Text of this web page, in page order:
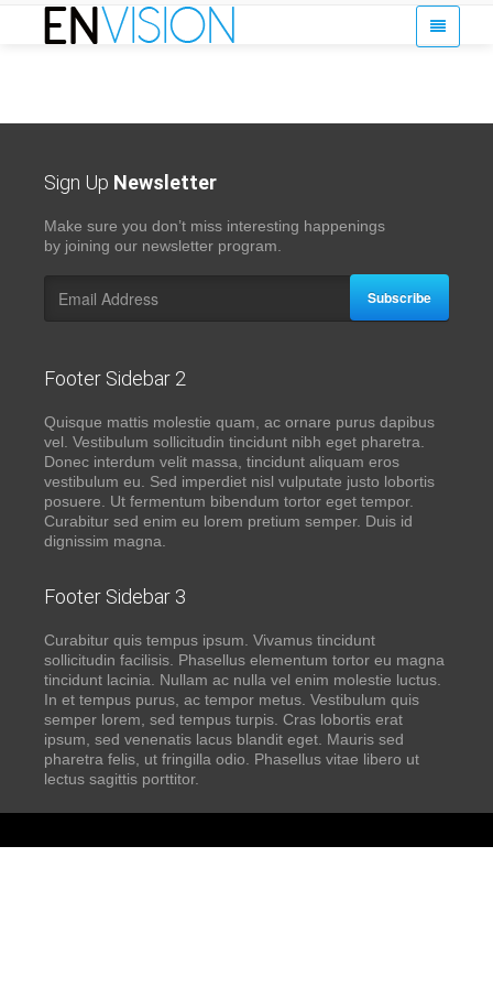
Sign Up Newsletter
Make sure you don’t miss interesting happenings
by joining our newsletter program.
Subscribe
Footer Sidebar 2
Quisque mattis molestie quam, ac ornare purus dapibus
vel. Vestibulum sollicitudin tincidunt nibh eget pharetra.
Donec interdum velit massa, tincidunt aliquam eros
vestibulum eu. Sed imperdiet nisl vulputate justo lobortis
posuere. Ut fermentum bibendum tortor eget tempor.
Curabitur sed enim eu lorem pretium semper. Duis id
dignissim magna.
Footer Sidebar 3
Curabitur quis tempus ipsum. Vivamus tincidunt
sollicitudin facilisis. Phasellus elementum tortor eu magna
tincidunt lacinia. Nullam ac nulla vel enim molestie luctus.
In et tempus purus, ac tempor metus. Vestibulum quis
semper lorem, sed tempus turpis. Cras lobortis erat
ipsum, sed venenatis lacus blandit eget. Mauris sed
pharetra felis, ut fringilla odio. Phasellus vitae libero ut
lectus sagittis porttitor.